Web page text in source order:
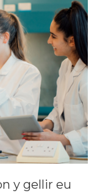
y gellir eu